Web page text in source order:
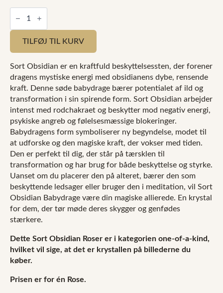
Sort
Obsidian
med
sølvfarvet
stilk
antal
TILFØJ TIL KURV
Sort Obsidian er en kraftfuld beskyttelsessten, der forener
dragens mystiske energi med obsidianens dybe, rensende
kraft. Denne søde babydrage bærer potentialet af ild og
transformation i sin spirende form. Sort Obsidian arbejder
intenst med rodchakraet og beskytter mod negativ energi,
psykiske angreb og følelsesmæssige blokeringer.
Babydragens form symboliserer ny begyndelse, modet til
at udforske og den magiske kraft, der vokser med tiden.
Den er perfekt til dig, der står på tærsklen til
transformation og har brug for både beskyttelse og styrke.
Uanset om du placerer den på alteret, bærer den som
beskyttende ledsager eller bruger den i meditation, vil Sort
Obsidian Babydrage være din magiske allierede. En krystal
for dem, der tør møde deres skygger og genfødes
stærkere.
Dette Sort Obsidian Roser er i kategorien one-of-a-kind,
hvilket vil sige, at det er krystallen på billederne du
køber.
Prisen er for én Rose.